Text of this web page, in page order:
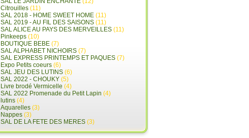
Citrouilles (11)
SAL 2018 - HOME SWEET HOME (11)
SAL 2019 - AU FIL DES SAISONS (11)
SAL ALICE AU PAYS DES MERVEILLES (11)
Pinkeeps (10)
BOUTIQUE BEBE (7)
SAL ALPHABET NICHOIRS (7)
SAL EXPRESS PRINTEMPS ET PAQUES (7)
Expo Petits coeurs (6)
SAL JEU DES LUTINS (6)
SAL 2022 - CHOUKY (5)
Livre brodé Vermicelle (4)
SAL 2022 Promenade du Petit Lapin (4)
lutins (4)
Aquarelles (3)
Nappes (3)
SAL DE LA FETE DES MERES (3)